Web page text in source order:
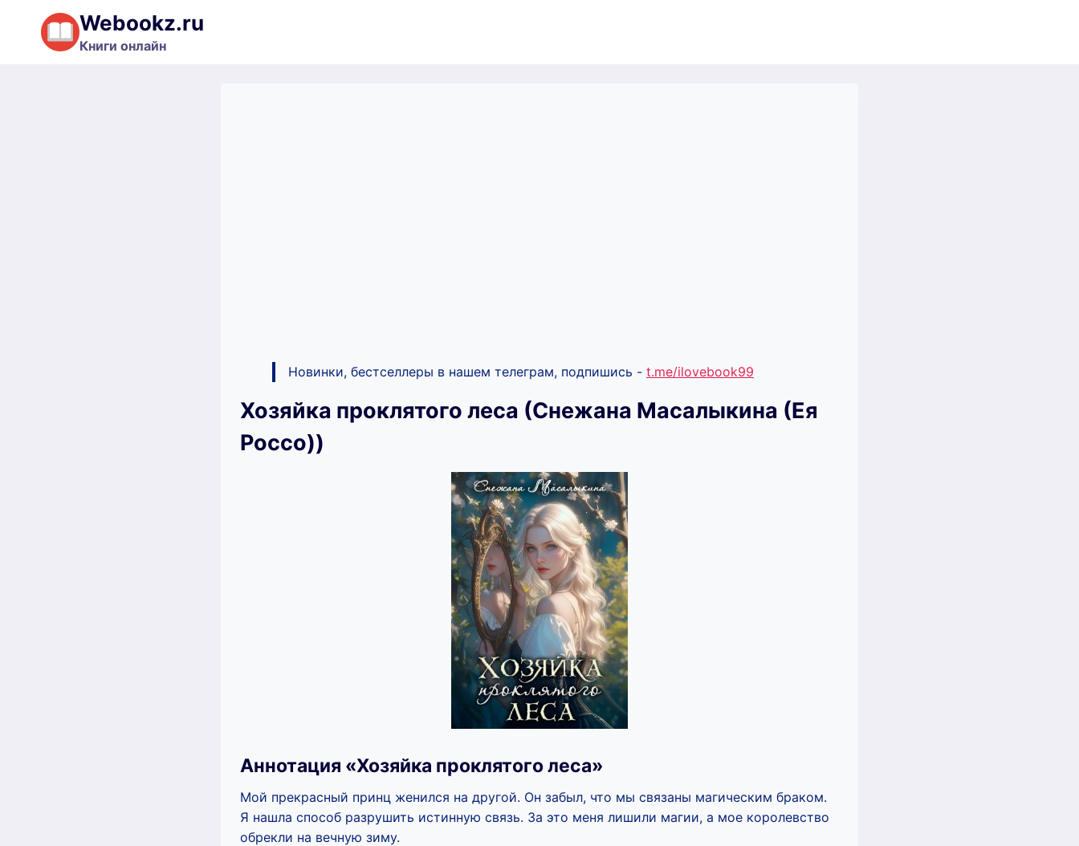
Перейти
содержимому
Webookz.ru
Книги онлайн
Новинки, бестселлеры в нашем телеграм, подпишись - t.me/ilovebook99
Хозяйка проклятого леса (Снежана Масалыкина (Ея
Россо))
Аннотация «Хозяйка проклятого леса»
Мой прекрасный принц женился на другой. Он забыл, что мы связаны магическим браком.
Я нашла способ разрушить истинную связь. За это меня лишили магии, а мое королевство
обрекли на вечную зиму.